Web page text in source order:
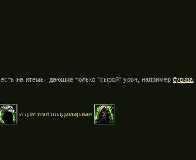
есть на итемы, дающие только "сырой" урон, напримербуриза
и другими владимирами